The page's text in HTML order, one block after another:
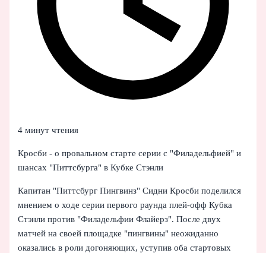
4 минут чтения
Кросби - о провальном старте серии с "Филадельфией" и
шансах "Питтсбурга" в Кубке Стэнли
Капитан "Питтсбург Пингвинз" Сидни Кросби поделился
мнением о ходе серии первого раунда плей-офф Кубка
Стэнли против "Филадельфии Флайерз". После двух
матчей на своей площадке "пингвины" неожиданно
оказались в роли догоняющих, уступив оба стартовых